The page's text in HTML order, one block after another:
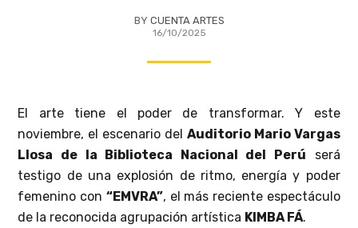
BY CUENTA ARTES
16/10/2025
El arte tiene el poder de transformar. Y este
noviembre, el escenario del Auditorio Mario Vargas
Llosa de la Biblioteca Nacional del Perú será
testigo de una explosión de ritmo, energía y poder
femenino con “EMVRA”, el más reciente espectáculo
de la reconocida agrupación artística KIMBA FÁ.